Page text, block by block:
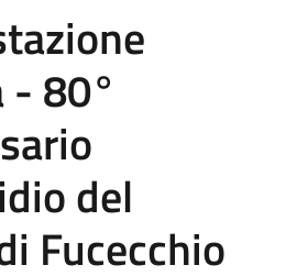
80°
del
Fucecchio